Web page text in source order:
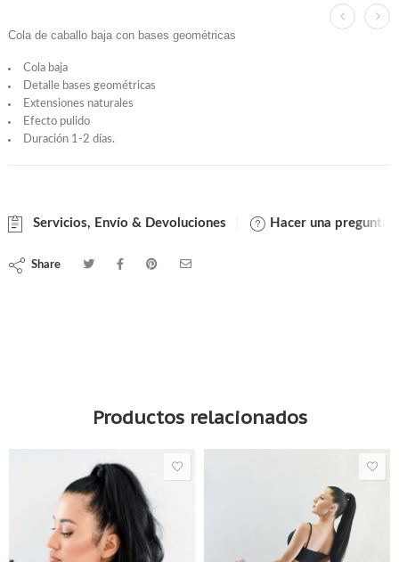
Cola de caballo baja con bases geométricas
Cola baja
Detalle bases geométricas
Extensiones naturales
Efecto pulido
Duración 1-2 días.
Servicios, Envío & Devoluciones Hacer una pregunta
Share
Productos relacionados